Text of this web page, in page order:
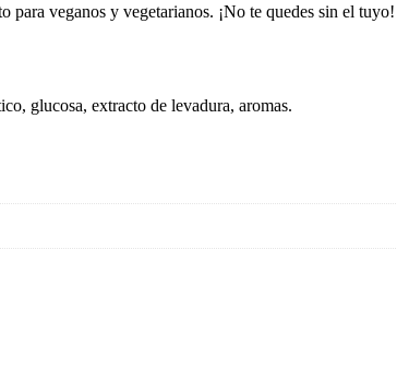
para veganos y vegetarianos. ¡No te quedes sin el tuyo!
glucosa, extracto de levadura, aromas.